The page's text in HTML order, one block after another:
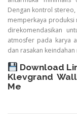
Dengan kontrol
memperkaya produksi
direkomendasikan
atmosfer pada karya
dan rasakan
Download
Klevgrand
Me